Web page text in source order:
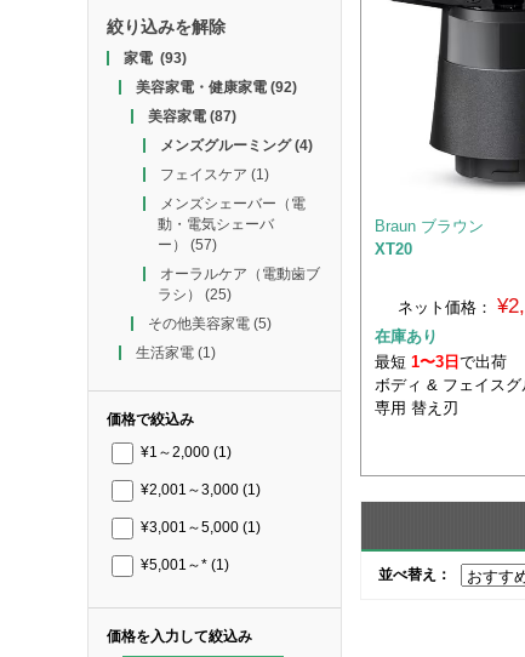
絞り込みを解除
家電(93)
美容家電・健康家電(92)
美容家電(87)
メンズグルーミング(4)
フェイスケア (1)
メンズシェーバー（電
動・電気シェーバ
ー）
(57)
オーラルケア（電動歯ブ
ラシ）
(25)
その他美容家電(5)
生活家電(1)
価格で絞込み
¥1～2,000 (1)
¥2,001～3,000 (1)
¥3,001～5,000 (1)
¥5,001～* (1)
価格を入力して絞込み
Braun ブラウン
XT20
ネット価格：
在庫あり
最短 1〜3日 で出荷
ボディ & フェイス
専用 替え刃
並べ替え：